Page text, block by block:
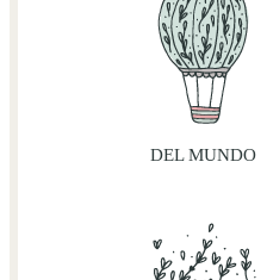
DEL MUNDO